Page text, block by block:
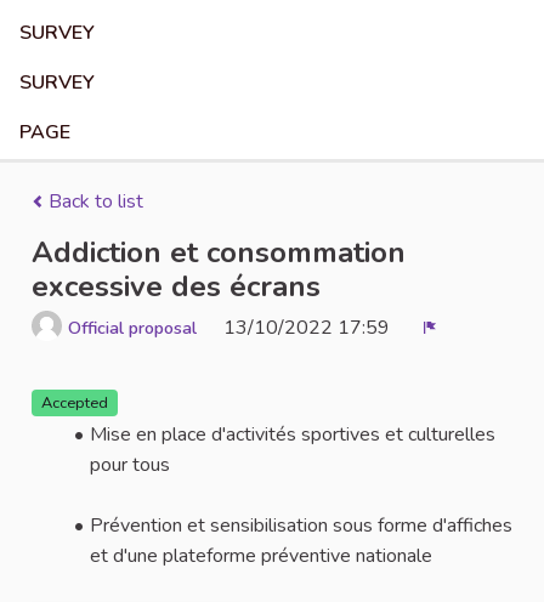
SURVEY
SURVEY
PAGE
Back to list
Addiction et consommation
excessive des écrans
Official proposal 13/10/2022 17:59
Accepted
Mise en place d'activités sportives et culturelles
pour tous
Prévention et sensibilisation sous forme d'affiches
et d'une plateforme préventive nationale